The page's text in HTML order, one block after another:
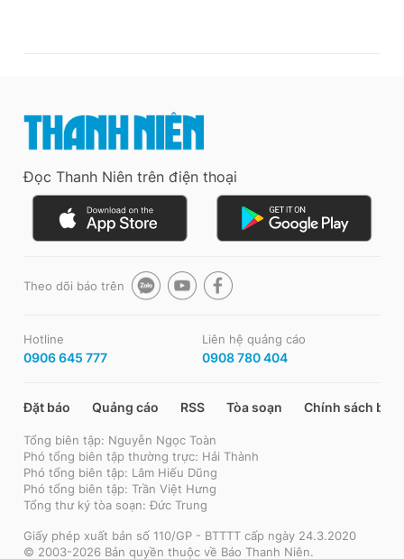
Đọc Thanh Niên trên điện thoại
Theo dõi báo trên
Hotline
0906 645 777
Liên hệ quảng cáo
0908 780 404
Đặt báo Quảng cáo RSS Tòa soạn Chính sách bảo
Tổng biên tập: Nguyễn Ngọc Toàn
Phó tổng biên tập thường trực: Hải Thành
Phó tổng biên tập: Lâm Hiếu Dũng
Phó tổng biên tập: Trần Việt Hưng
Tổng thư ký tòa soạn: Đức Trung
Giấy phép xuất bản số 110/GP - BTTTT cấp ngày 24.3.2020
© 2003-2026 Bản quyền thuộc về Báo Thanh Niên.